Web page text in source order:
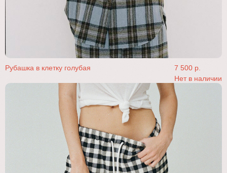
Рубашка в клетку голубая 7 500 р.
Нет в наличии